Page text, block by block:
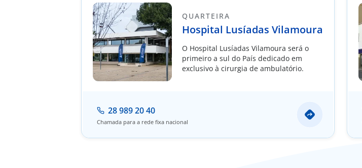
QUARTEIRA
Hospital Lusíadas Vilamoura
O Hospital Lusíadas Vilamoura será o
primeiro a sul do País dedicado em
exclusivo à cirurgia de ambulatório.
28 989 20 40
Chamada para a rede fixa nacional